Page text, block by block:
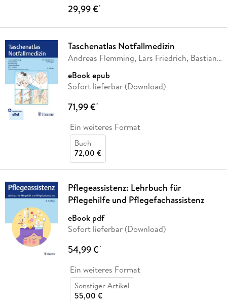
29,99 €*
Taschenatlas Notfallmedizin
Andreas Flemming, Lars Friedrich, Bastian
eBook epub
Sofort lieferbar (Download)
71,99 €*
Ein weiteres Format
Buch
72,00 €
Pflegeassistenz: Lehrbuch für
Pflegehilfe und Pflegefachassistenz
eBook pdf
Sofort lieferbar (Download)
54,99 €*
Ein weiteres Format
Sonstiger Artikel
55,00 €